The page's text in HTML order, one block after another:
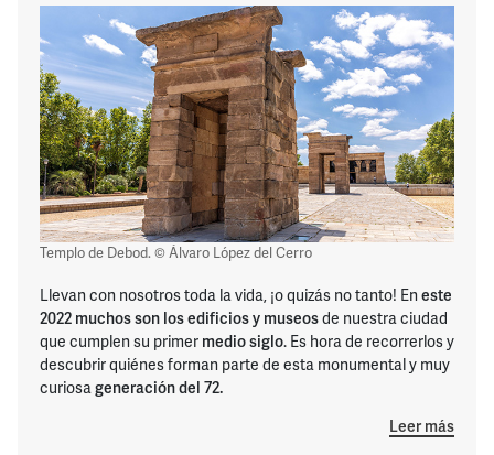
Templo de Debod. © Álvaro López del Cerro
Llevan con nosotros toda la vida, ¡o quizás no tanto! Eneste
2022 muchos son los edificios y museosde nuestra ciudad
que cumplen su primer medio siglo. Es hora de recorrerlos y
descubrir quiénes forman parte de esta monumental y muy
curiosageneración del 72.
Leer más